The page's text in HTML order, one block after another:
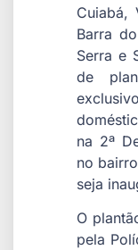
Cuiabá,
Barra
Serra e
de
na 2ª
no
seja
O
pela